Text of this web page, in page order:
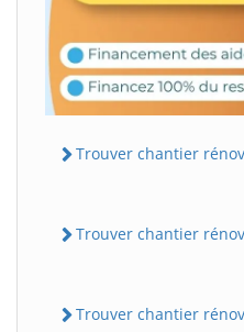
Trouver chantier
Trouver chantier
Trouver chantier